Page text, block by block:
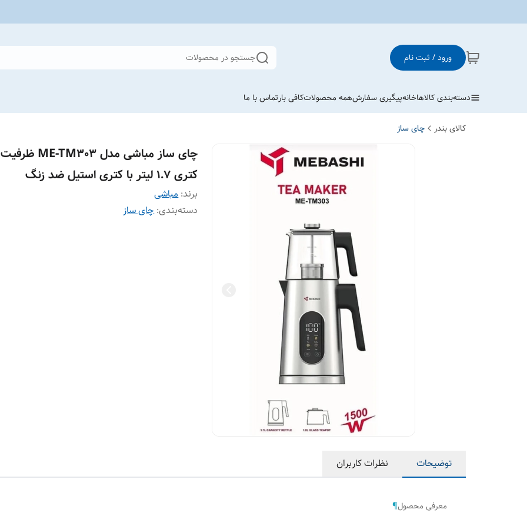
ورود / ثبت نام جستجو در محصولات
دسته‌بندی کالاهاخانهپیگیری سفارشهمه محصولاتکافی بارتماس با ما
کالای بندر چای ساز
چای ساز مباشی مدل ME-TM303 ظرفیت
کتری ۱.۷ لیتر با کتری استیل ضد زنگ
برند:مباشی
دسته‌بندی:چای ساز
توضیحات نظرات کاربران
معرفی محصول¶